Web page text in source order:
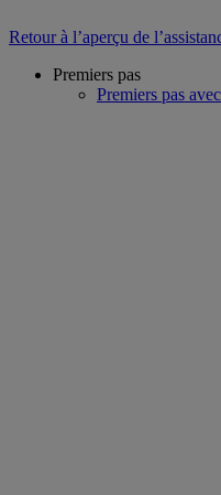
Retour à l’aperçu de
Premiers pas
Premiers pas